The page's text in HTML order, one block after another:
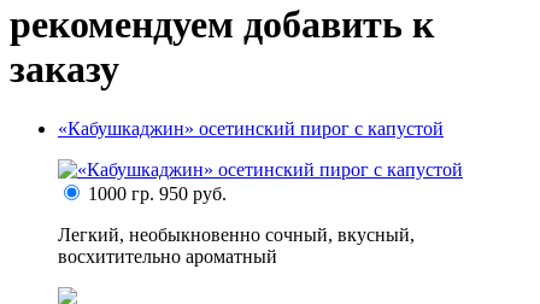
рекомендуем добавить к
заказу
«Кабушкаджин» осетинский пирог с капустой
1000 гр. 950 руб.
Легкий, необыкновенно сочный, вкусный,
восхитительно ароматный